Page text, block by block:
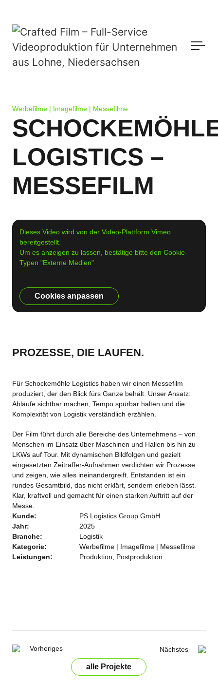
Werbefilme | Imagefilme | Messefilme
LOGISTICS –
MESSEFILM
Dieses Video wird von der Video-Plattform Vimeo
bereitgestellt.
Um es anzeigen zu lassen, bestätige bitte den Cookie-
Typen "Externe Medien"
Cookies anpassen
PROZESSE, DIE LAUFEN.
Für Schockemöhle Logistics haben wir einen Messefilm
produziert, der den Blick fürs Ganze behält. Unser Ansatz:
Abläufe sichtbar machen, Tempo spürbar halten und die
Komplexität von Logistik verständlich erzählen.
Der Film führt durch alle Bereiche des Unternehmens – von
Menschen im Einsatz über Maschinen und Hallen bis hin zu
LKWs auf Tour. Mit dynamischen Bildfolgen und gezielt
eingesetzten Zeitraffer-Aufnahmen verdichten wir Prozesse
und zeigen, wie alles ineinandergreift. Entstanden ist ein
rundes Gesamtbild, das nicht erklärt, sondern erleben lässt.
Klar, kraftvoll und gemacht für einen starken Auftritt auf der
Messe.
Kunde:
PS Logistics Group GmbH
Jahr:
2025
Branche:
Logistik
Kategorie:
Werbefilme | Imagefilme | Messefilme
Leistungen:
Produktion, Postproduktion
Vorheriges
alle Projekte
Nächstes